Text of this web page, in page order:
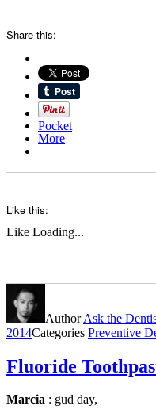
Share this:
Pocket
More
Like this:
Like Loading...
AuthorAsk the
2014Categories Preventive
Fluoride
Marcia : gud day,